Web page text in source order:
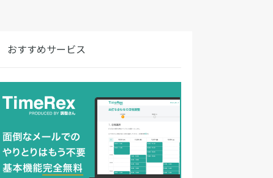
おすすめサービス